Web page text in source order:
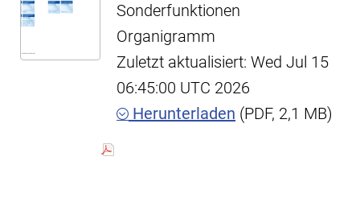
Sonderfunktionen
Organigramm
Zuletzt aktualisiert: Wed Jul 15
06:45:00 UTC 2026
Herunterladen (PDF, 2,1 MB)